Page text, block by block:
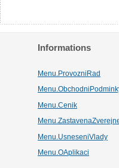
Informations
Menu.ProvozniRad
Menu.Cenik
Menu.UsneseniVlady
Menu.OAplikaci